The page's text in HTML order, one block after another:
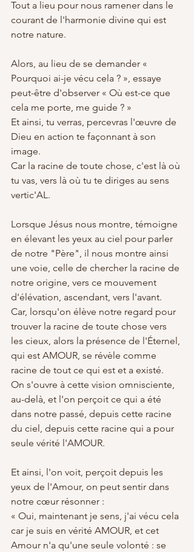
Tout a lieu pour nous ramener dans le
courant de l'harmonie divine qui est
notre nature.
Alors, au lieu de se demander «
Pourquoi ai-je vécu cela ? », essaye
peut-être d'observer « Où est-ce que
cela me porte, me guide ? »
Et ainsi, tu verras, percevras l'œuvre de
Dieu en action te façonnant à son
image.
Car la racine de toute chose, c'est là où
tu vas, vers là où tu te diriges au sens
vertic'AL.
Lorsque Jésus nous montre, témoigne
en élevant les yeux au ciel pour parler
de notre "Père", il nous montre ainsi
une voie, celle de chercher la racine de
notre origine, vers ce mouvement
d'élévation, ascendant, vers l'avant.
Car, lorsqu'on élève notre regard pour
trouver la racine de toute chose vers
les cieux, alors la présence de l'Éternel,
qui est AMOUR, se révèle comme
racine de tout ce qui est et a existé.
On s'ouvre à cette vision omnisciente,
au-delà, et l'on perçoit ce qui a été
dans notre passé, depuis cette racine
du ciel, depuis cette racine qui a pour
seule vérité l'AMOUR.
Et ainsi, l'on voit, perçoit depuis les
yeux de l'Amour, on peut sentir dans
notre cœur résonner :
« Oui, maintenant je sens, j'ai vécu cela
car je suis en vérité AMOUR, et cet
Amour n'a qu'une seule volonté : se